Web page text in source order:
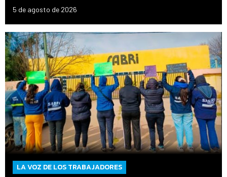
5 de agosto de 2026
LA VOZ DE LOS TRABAJADORES